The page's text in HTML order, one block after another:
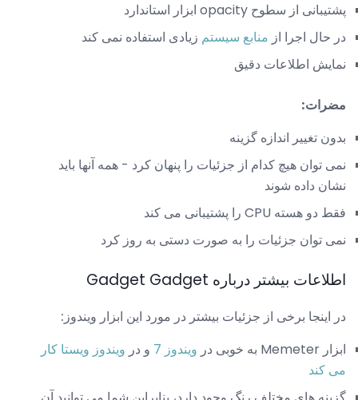
پشتیبانی از سطوح opacity ابزار استاندارد
در حال اجرا از منابع سیستم زیادی استفاده نمی کند
نمایش اطلاعات دقیق
مضرات:
بدون تغییر اندازه گزینه
نمی توان هیچ کدام از جزئیات را پنهان کرد - همه آنها باید
نشان داده شوند
فقط دو هسته CPU را پشتیبانی می کند
نمی توان جزئیات را به صورت دستی به روز کرد
اطلاعات بیشتر درباره Gadget Gadget
در اینجا برخی از جزئیات بیشتر در مورد این ابزار ویندوز:
ابزار Memeter به خوبی در ویندوز 7 و در ویندوز ویستا کار
می کند